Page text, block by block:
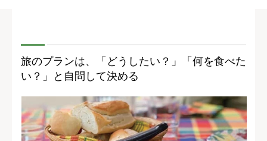
旅のプランは、「どうしたい？」「何を食べた
い？」と自問して決める